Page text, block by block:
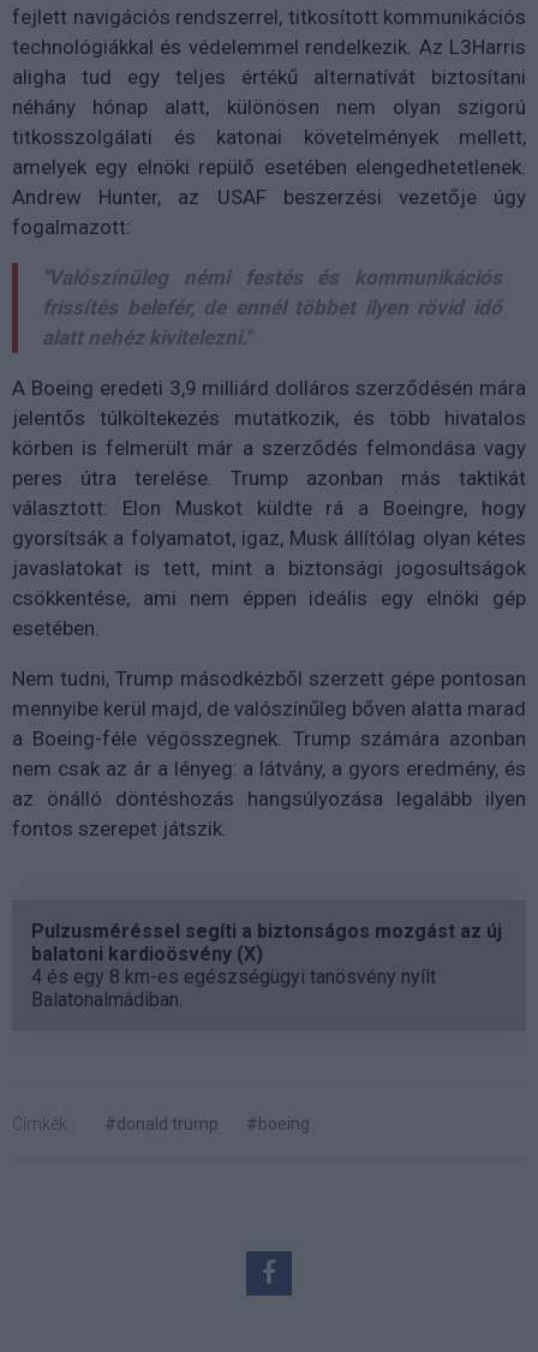
fejlett navigációs rendszerrel, titkosított kommunikációs
technológiákkal és védelemmel rendelkezik. Az L3Harris
aligha tud egy teljes értékű alternatívát biztosítani
néhány hónap alatt, különösen nem olyan szigorú
titkosszolgálati és katonai követelmények mellett,
amelyek egy elnöki repülő esetében elengedhetetlenek.
Andrew Hunter, az USAF beszerzési vezetője úgy
fogalmazott:
"Valószínűleg némi festés és kommunikációs
frissítés belefér, de ennél többet ilyen rövid idő
alatt nehéz kivitelezni."
A Boeing eredeti 3,9 milliárd dolláros szerződésén mára
jelentős túlköltekezés mutatkozik, és több hivatalos
körben is felmerült már a szerződés felmondása vagy
peres útra terelése. Trump azonban más taktikát
választott: Elon Muskot küldte rá a Boeingre, hogy
gyorsítsák a folyamatot, igaz, Musk állítólag olyan kétes
javaslatokat is tett, mint a biztonsági jogosultságok
csökkentése, ami nem éppen ideális egy elnöki gép
esetében.
Nem tudni, Trump másodkézből szerzett gépe pontosan
mennyibe kerül majd, de valószínűleg bőven alatta marad
a Boeing-féle végösszegnek. Trump számára azonban
nem csak az ár a lényeg: a látvány, a gyors eredmény, és
az önálló döntéshozás hangsúlyozása legalább ilyen
fontos szerepet játszik.
Pulzusméréssel segíti a biztonságos mozgást az új
balatoni kardioösvény (X)
4 és egy 8 km-es egészségügyi tanösvény nyílt
Balatonalmádiban.
Címkék: #donald trump #boeing